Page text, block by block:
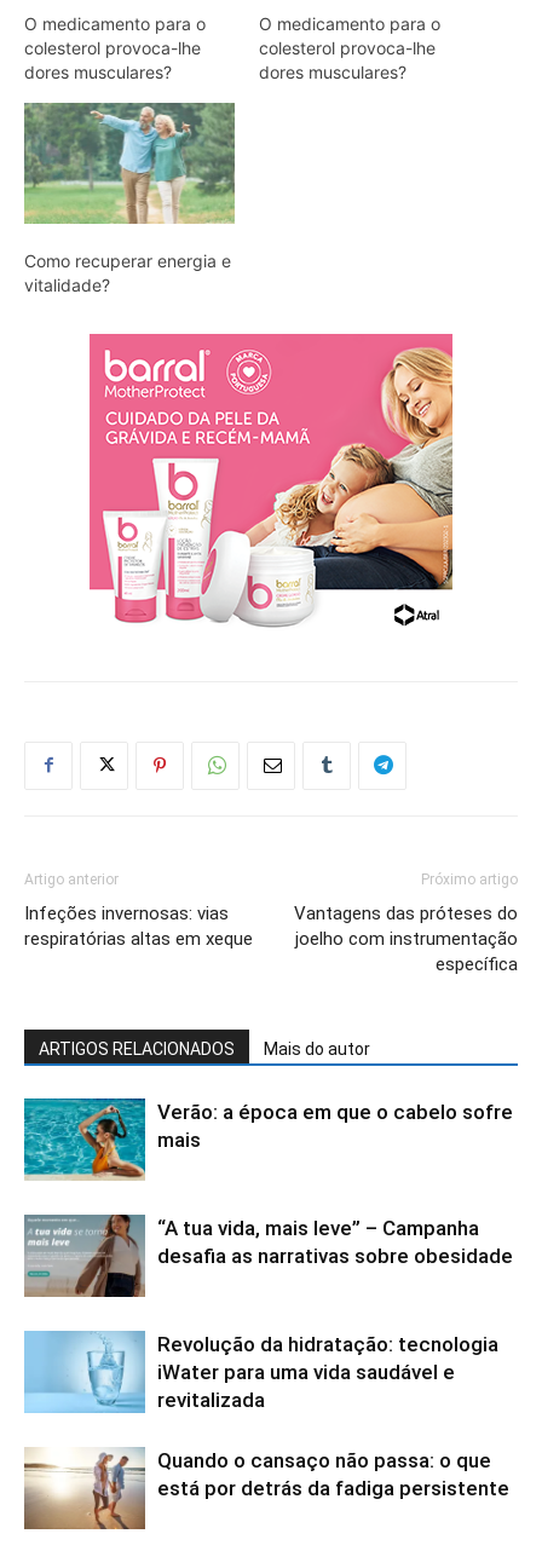
O medicamento para o
colesterol provoca-lhe
dores musculares?
O medicamento para o
colesterol provoca-lhe
dores musculares?
Como recuperar energia e
vitalidade?
Artigo anterior
Infeções invernosas: vias
respiratórias altas em xeque
Próximo artigo
Vantagens das próteses do
joelho com instrumentação
específica
ARTIGOS RELACIONADOS Mais do autor
Verão: a época em que o cabelo sofre
mais
“A tua vida, mais leve” – Campanha
desafia as narrativas sobre obesidade
Revolução da hidratação: tecnologia
iWater para uma vida saudável e
revitalizada
Quando o cansaço não passa: o que
está por detrás da fadiga persistente